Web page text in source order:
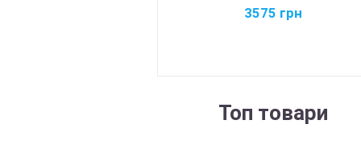
3575 грн
Топ товари